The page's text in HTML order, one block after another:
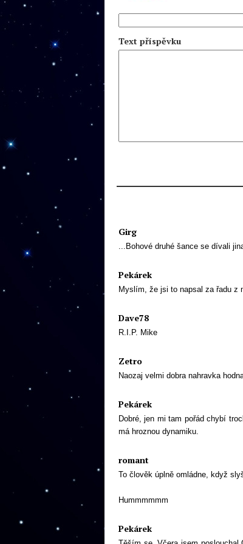
Text příspěvku
Girg
...Bohové druhé šance se dívali
Pekárek
Myslím, že jsi to napsal za řadu z
Dave78
R.I.P. Mike
Zetro
Naozaj velmi dobra nahravka
Pekárek
Dobré, jen mi tam pořád chybí
má hroznou dynamiku.
romant
To člověk úplně omládne, když
Hummmmmm
Pekárek